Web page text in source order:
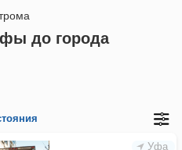
до города
Уфа